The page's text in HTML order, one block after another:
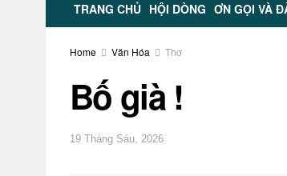
TRANG CHỦ HỘI DÒNG ƠN GỌI VÀ
Home Văn Hóa Thơ
Bố già !
19 Tháng Sáu, 2026